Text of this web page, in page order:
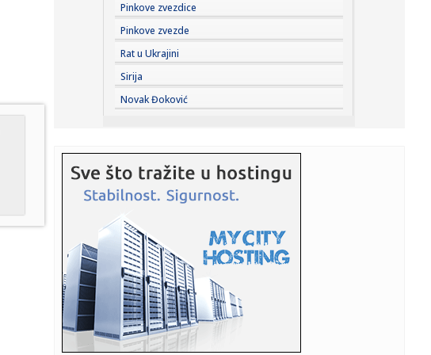
16:48:Broj žrtava pucnjave u školi na Tajlandu porastao na devet
16:44:Saša Tomić SRCE Vranje: Troškovi za građane i parking, a
bez ...
16:43:Haos kod Omana: Nepoznati projektil pogodio brod
FOTO
16:43: Menjaju se pravila za poreze u Srbiji! Predlog već u
Skupštini,...
16:42:
pa p...
16:36:SafeJournalists: Hitno identifikovati i kazniti osobe koje
prete ...
16:36:Pavlović odigrao poluvreme – Stanković dobio pola sata
protiv...
16:32:Fudbal: Radnik na teškom iskušenju u Novom Sadu
Pinkove zvezdice
Pinkove zvezde
Rat u Ukrajini
Sirija
Novak Đoković